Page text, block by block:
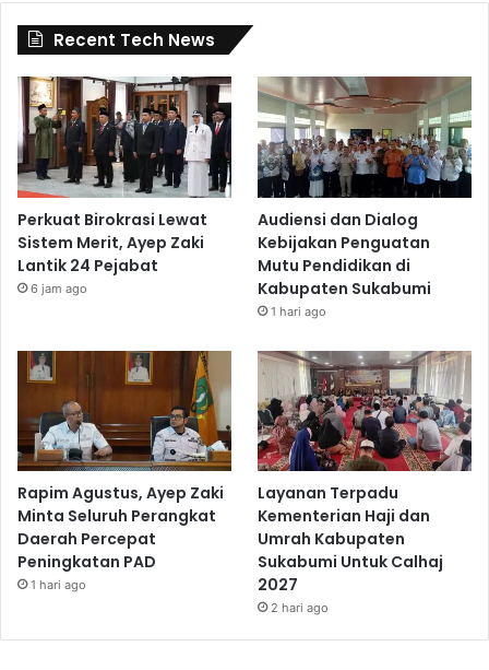
Recent Tech News
Perkuat Birokrasi Lewat
Sistem Merit, Ayep Zaki
Lantik 24 Pejabat
6 jam ago
Audiensi dan Dialog
Kebijakan Penguatan
Mutu Pendidikan di
Kabupaten Sukabumi
1 hari ago
Rapim Agustus, Ayep Zaki
Minta Seluruh Perangkat
Daerah Percepat
Peningkatan PAD
1 hari ago
Layanan Terpadu
Kementerian Haji dan
Umrah Kabupaten
Sukabumi Untuk Calhaj
2027
2 hari ago